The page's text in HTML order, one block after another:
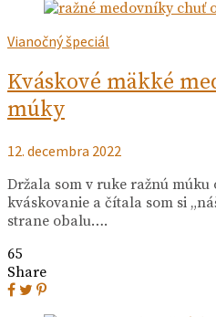
Vianočný špeciál
Kváskové mäkké
múky
12. decembra 2022
Držala som v ruke ražnú
kváskovanie a čítala som si
strane obalu….
65
Share